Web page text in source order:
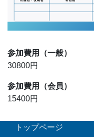
参加費用
（一般）
30800円
参加費用
（会員）
15400円
トップページ